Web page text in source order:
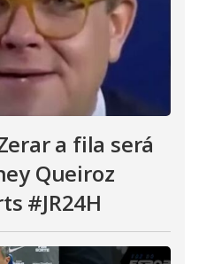
a fila será
Queiroz
#JR24H